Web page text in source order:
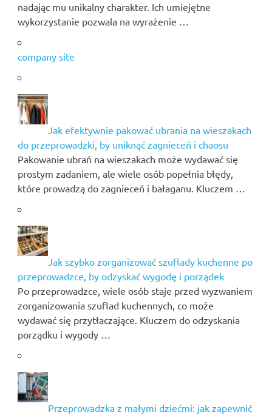
nadając mu unikalny charakter. Ich umiejętne
wykorzystanie pozwala na wyrażenie …
company site
Jak efektywnie pakować ubrania na wieszakach
do przeprowadzki, by uniknąć zagnieceń i chaosu
Pakowanie ubrań na wieszakach może wydawać się
prostym zadaniem, ale wiele osób popełnia błędy,
które prowadzą do zagnieceń i bałaganu. Kluczem …
Jak szybko zorganizować szuflady kuchenne po
przeprowadzce, by odzyskać wygodę i porządek
Po przeprowadzce, wiele osób staje przed wyzwaniem
zorganizowania szuflad kuchennych, co może
wydawać się przytłaczające. Kluczem do odzyskania
porządku i wygody …
Przeprowadzka z małymi dziećmi: jak zapewnić